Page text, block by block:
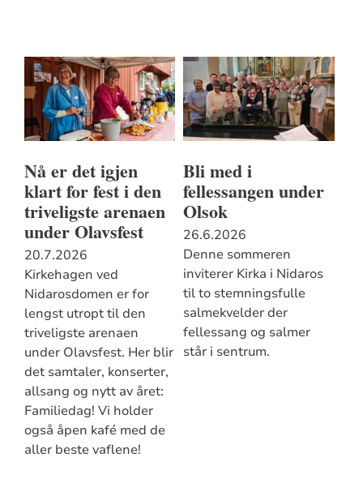
Nå er det igjen
klart for fest i den
triveligste arenaen
under Olavsfest
20.7.2026
Kirkehagen ved
Nidarosdomen er for
lengst utropt til den
triveligste arenaen
under Olavsfest. Her blir
det samtaler, konserter,
allsang og nytt av året:
Familiedag! Vi holder
også åpen kafé med de
aller beste vaflene!
Bli med i
fellessangen under
Olsok
26.6.2026
Denne sommeren
inviterer Kirka i Nidaros
til to stemningsfulle
salmekvelder der
fellessang og salmer
står i sentrum.